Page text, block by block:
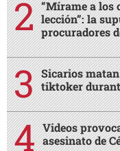
“Mírame a los
lección”: la
procuradores
Sicarios
tiktoker
Videos
asesinato de